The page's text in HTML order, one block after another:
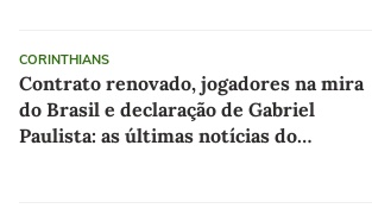
CORINTHIANS
Contrato renovado, jogadores na mira
do Brasil e declaração de Gabriel
Paulista: as últimas notícias do